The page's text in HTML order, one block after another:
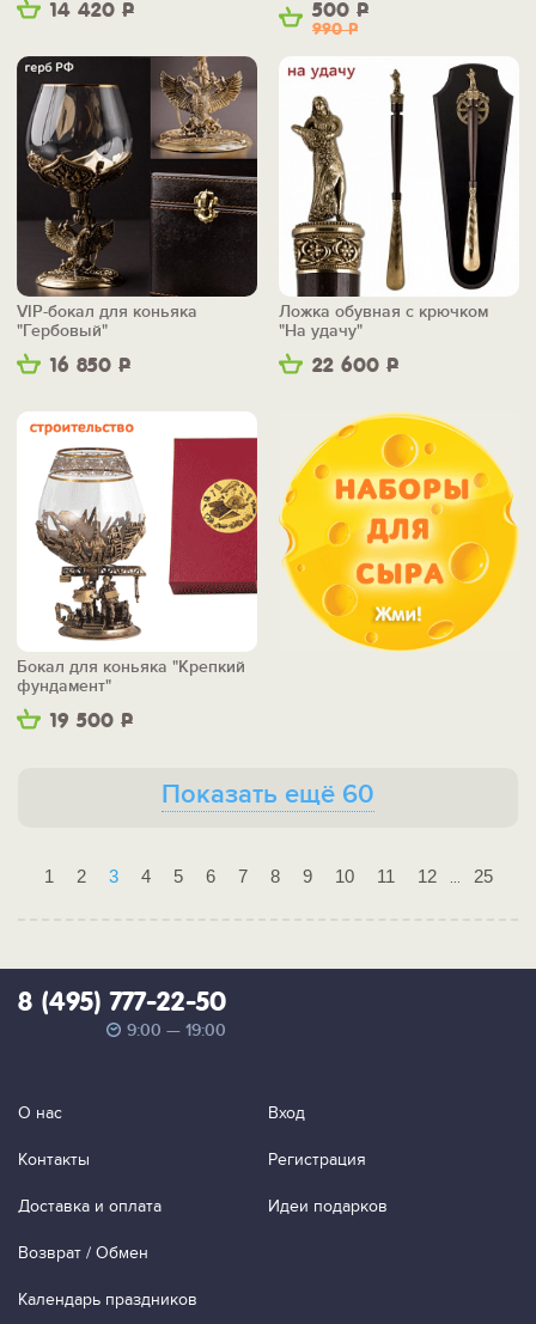
14 420 Р
500 Р
990Р
16 850 Р
VIP-бокал для коньяка
"Гербовый"
22 600 Р
Ложка обувная с крючком
"На удачу"
19 500 Р
Бокал для коньяка "Крепкий
фундамент"
Показать ещё 60
1 2 3 4 5 6 7 8 9 10 11 12 ... 25
8 (495) 777-22-50
9:00 — 19:00
О нас
Контакты
Доставка и оплата
Возврат / Обмен
Календарь праздников
Вход
Регистрация
Идеи подарков